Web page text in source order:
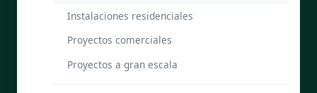
Instalaciones residenciales
Proyectos comerciales
Proyectos a gran escala